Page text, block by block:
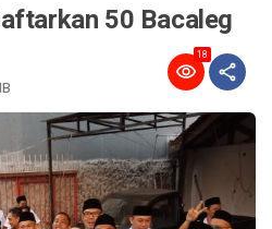
50 Bacaleg
18